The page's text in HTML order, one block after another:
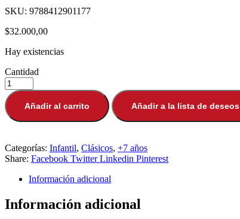
SKU: 9788412901177
$32.000,00
Hay existencias
Cantidad
Añadir al carrito Añadir a la lista de deseos
Categorías: Infantil, Clásicos, +7 años
Share: Facebook Twitter Linkedin Pinterest
Información adicional
Información adicional